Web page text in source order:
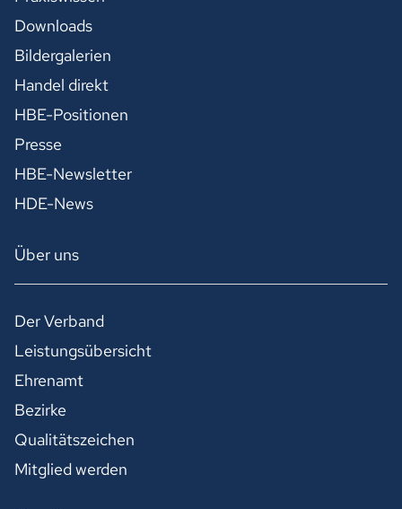
Downloads
Bildergalerien
Handel direkt
HBE-Positionen
Presse
HBE-Newsletter
HDE-News
Über uns
Der Verband
Leistungsübersicht
Ehrenamt
Bezirke
Qualitätszeichen
Mitglied werden